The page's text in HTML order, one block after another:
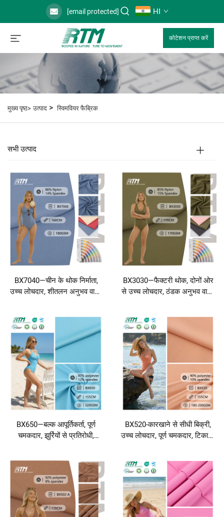
[email protected] HI
कोटेशन प्राप्त करें
मुख्य पृष्ठ> उत्पाद >स्विमवियर फैब्रिक
सभी उत्पाद
BX7040—चीन के थोक निर्माता,
उच्च लोचदार, शीतलन अनुभव वाला,
के लिए, यूपीएफ 50 सन प्रोटेक्शन
कपड़े, स्विमवियर और बीचवियर के
लिए
BX3030—फैक्टरी थोक, दोनों ओर
से उच्च लोचदार, ठंडक अनुभव वाला,
स्पोर्ट्सवियर, अंडरवियर और
स्विमवियर के लिए
BX650—बल्क आपूर्तिकर्ता, पूर्ण
चमकदार, झुर्रियों से प्रतिरोधी,
स्विमवियर, बीचवियर और बिकिनी के
लिए
BX520-कारखाने से सीधी बिक्री,
उच्च लोचदार, पूर्ण चमकदार, टिकाऊ,
स्पोर्ट्सवियर, डांसवियर और स्विमवियर
के लिए